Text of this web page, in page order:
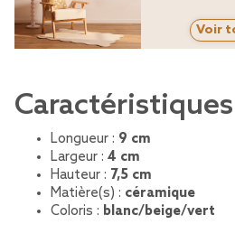
Voir
Longueur : 9 cm
Largeur : 4 cm
Hauteur : 7,5 cm
Matière(s) : céramique
Coloris : blanc/beige/vert